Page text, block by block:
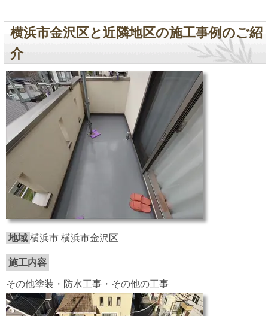
横浜市金沢区と近隣地区の施工事例のご紹
介
地域 横浜市 横浜市金沢区
施工内容
その他塗装・防水工事・その他の工事